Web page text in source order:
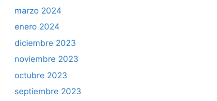
marzo 2024
enero 2024
diciembre 2023
noviembre 2023
octubre 2023
septiembre 2023